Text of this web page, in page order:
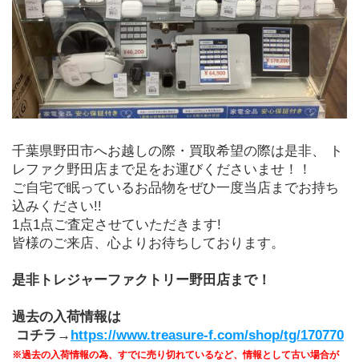
千葉県野田市へお越しの際・買取希望の際は是非、 ト
レファク野田店まで足をお運びくださいませ！！
ご自宅で眠っているお品物をぜひ一度当店までお持ち
込みください!!
1点1点ご査定させていただきます!
皆様のご来店、心よりお待ちしております。
是非トレジャーファクトリー野田店まで！
過去の入荷情報は
コチラ→ https://www.treasure-f.com/shop/tg/170770
※過去の入荷情報の為、すでに売り切れているなど、情報として古い場合が